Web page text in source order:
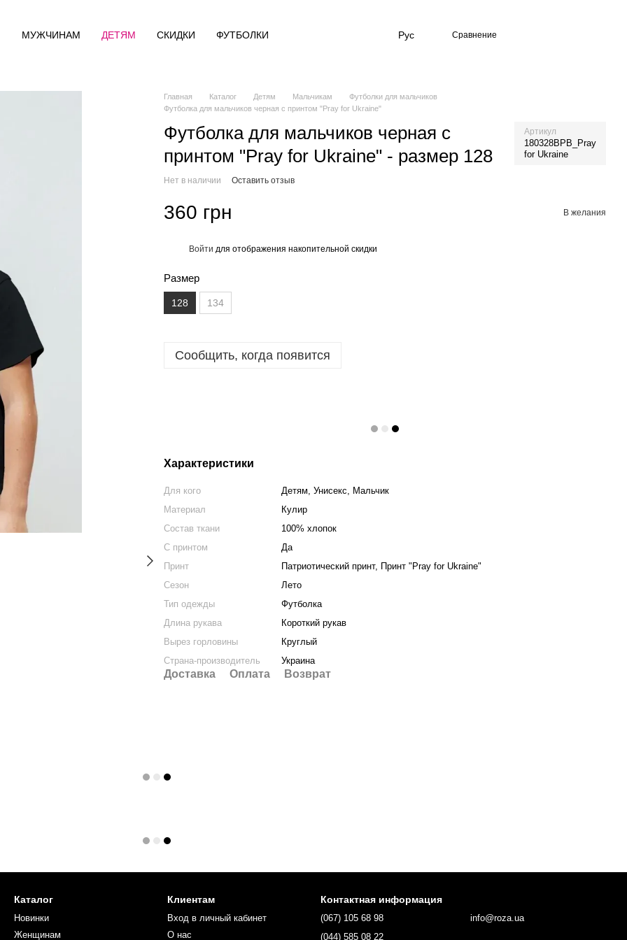
МУЖЧИНАМ ДЕТЯМ СКИДКИ ФУТБОЛКИ Рус Сравнение
Главная Каталог Детям Мальчикам
Футболки для мальчиков
Футболка для мальчиков черная с принтом "Pray for Ukraine"
Футболка для мальчиков черная с
принтом "Pray for Ukraine" - размер 128
Артикул
180328BPB_Pray
for Ukraine
Нет в наличии Оставить отзыв
360 грн В желания
Войти для отображения накопительной скидки
Размер
128 134
Сообщить, когда появится
Характеристики
Для кого
Детям, Унисекс, Мальчик
Материал
Кулир
Состав ткани
100% хлопок
С принтом
Да
Принт
Патриотический принт, Принт "Pray for Ukraine"
Сезон
Лето
Тип одежды
Футболка
Длина рукава
Короткий рукав
Вырез горловины
Круглый
Страна-производитель
Украина
Доставка Оплата Возврат
Каталог
Новинки
Женщинам
Клиентам
Вход в личный кабинет
О нас
Контактная информация
(067) 105 68 98
(044) 585 08 22
info@roza.ua